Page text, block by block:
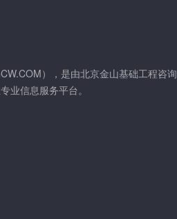
），是由北京金山基础工程咨询
业信息服务平台。